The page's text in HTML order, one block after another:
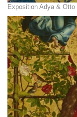
Exposition Adya &